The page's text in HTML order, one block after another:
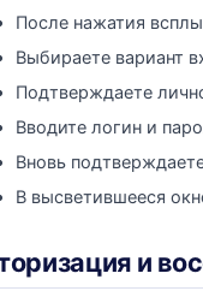
После нажатия
Выбираете вариант
Подтверждаете
Вводите логин и
Вновь
В высветившееся
и